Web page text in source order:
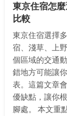
東京住宿怎
比較
東京住宿選擇
宿、淺草、上
個區域的交通
錯地方可能讓
表。這篇文章
優缺點，讓你
腳處。 本文重